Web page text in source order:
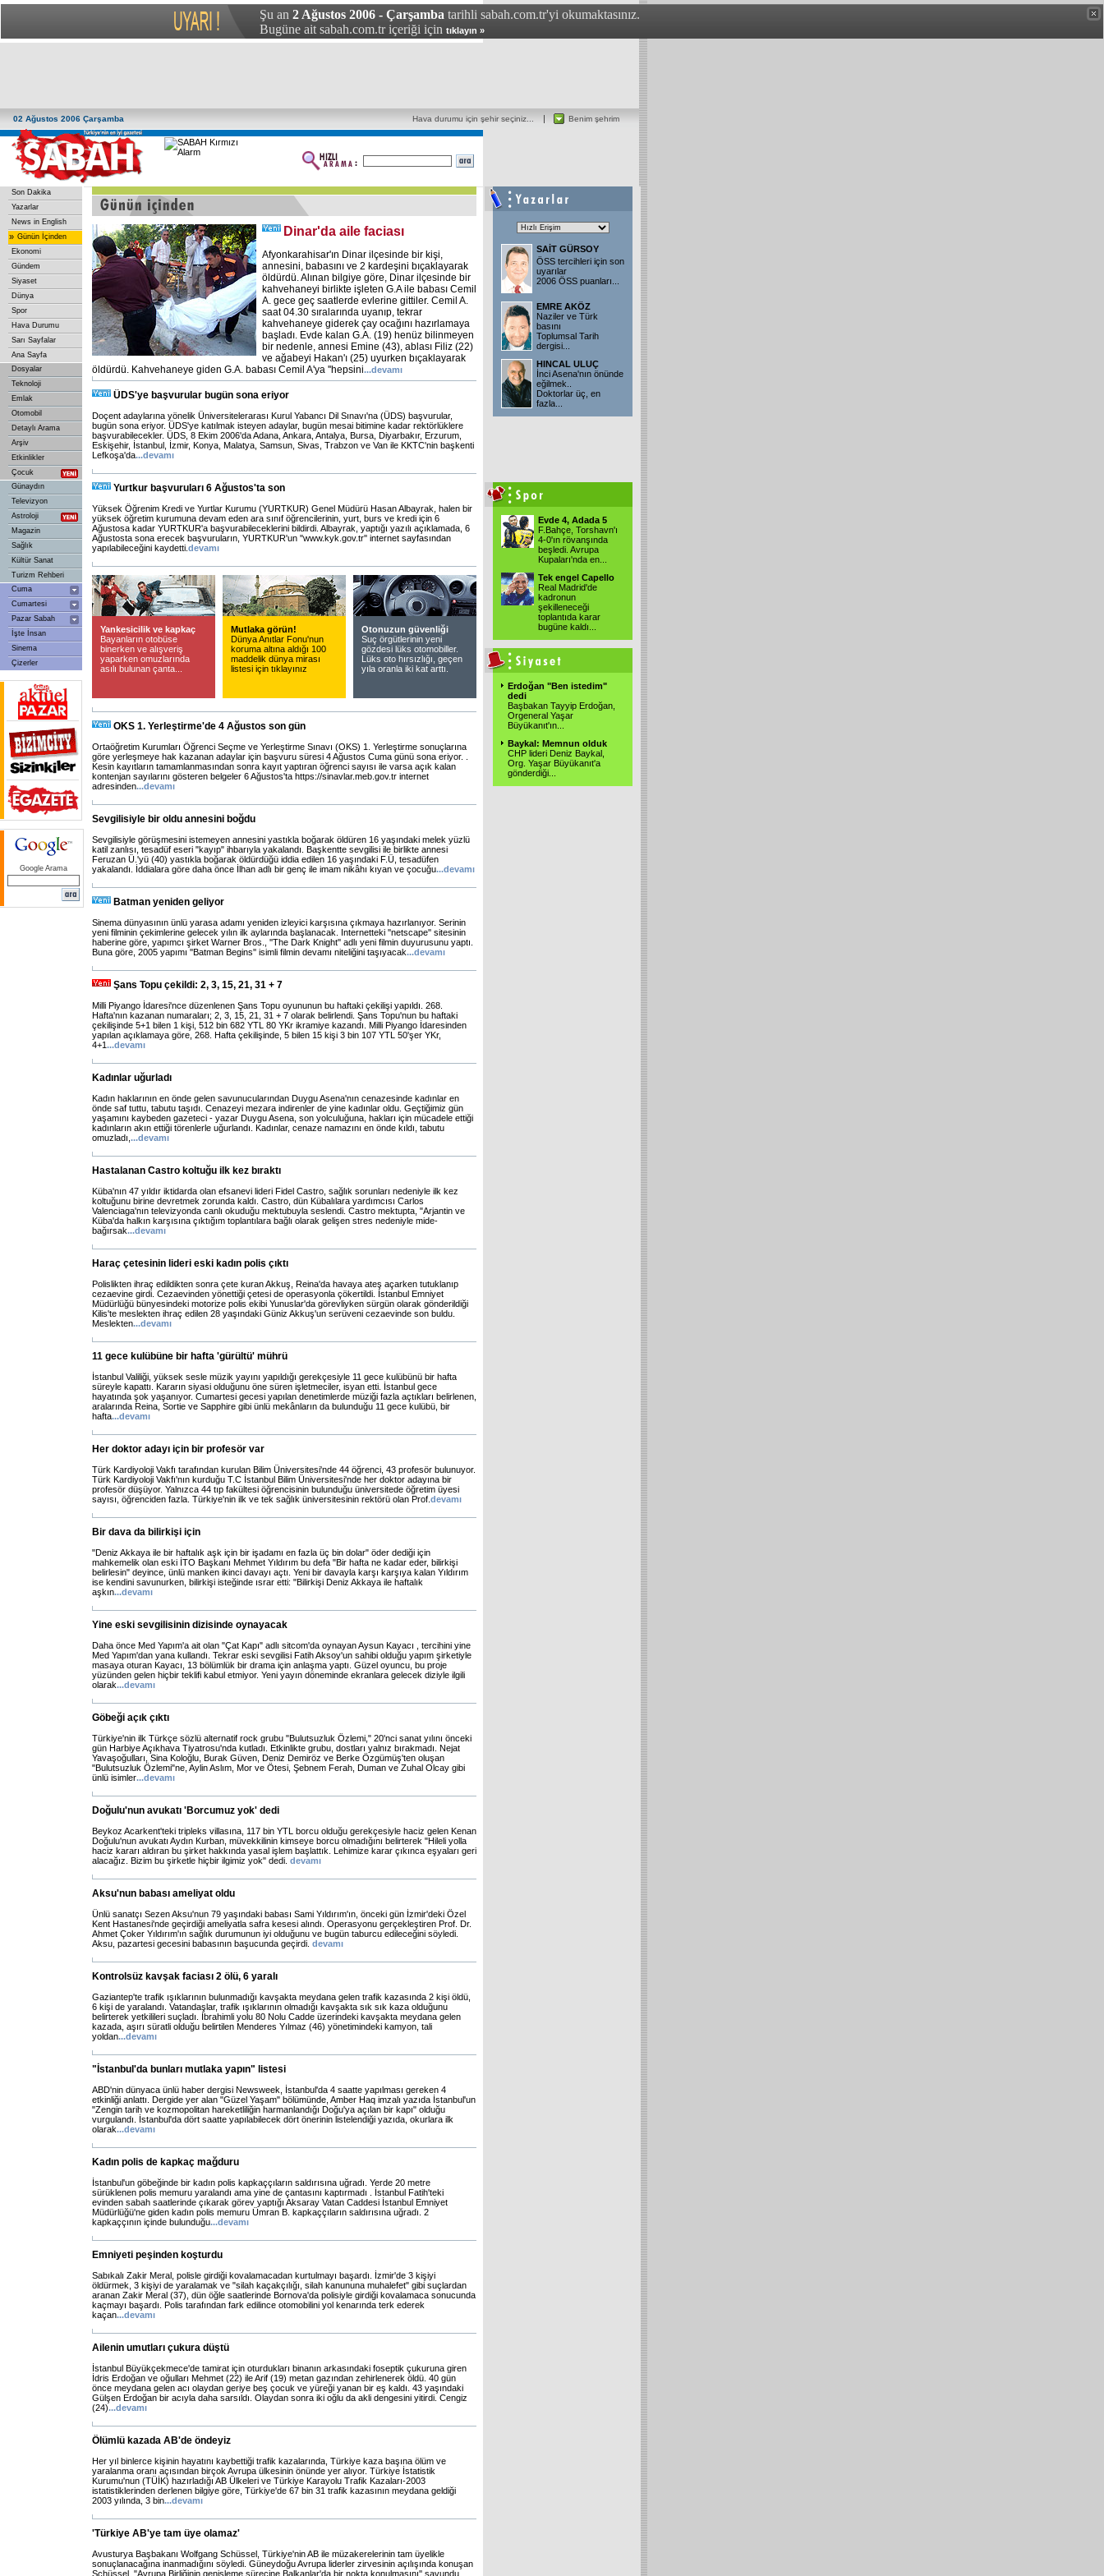
Şu an 2 Ağustos 2006 - Çarşamba tarihli sabah.com.tr'yi okumaktasınız.
Bugüne ait sabah.com.tr içeriği için tıklayın »
02 Ağustos 2006 Çarşamba Benim şehrim
Hava durumu için şehir seçiniz...
Son Dakika
Yazarlar
News in English
» Günün İçinden
Ekonomi
Gündem
Siyaset
Dünya
Spor
Hava Durumu
Sarı Sayfalar
Ana Sayfa
Dosyalar
Teknoloji
Emlak
Otomobil
Detaylı Arama
Arşiv
Etkinlikler
Çocuk
Günaydın
Televizyon
Astroloji
Magazin
Sağlık
Kültür Sanat
Turizm Rehberi
Cuma
Cumartesi
Pazar Sabah
İşte İnsan
Sinema
Çizerler
Google Arama
Dinar'da aile faciası
Afyonkarahisar'ın Dinar ilçesinde bir kişi,
annesini, babasını ve 2 kardeşini bıçaklayarak
öldürdü. Alınan bilgiye göre, Dinar ilçesinde bir
kahvehaneyi birlikte işleten G.A ile babası Cemil
A. gece geç saatlerde evlerine gittiler. Cemil A.
saat 04.30 sıralarında uyanıp, tekrar
kahvehaneye giderek çay ocağını hazırlamaya
başladı. Evde kalan G.A. (19) henüz bilinmeyen
bir nedenle, annesi Emine (43), ablası Filiz (22)
ve ağabeyi Hakan'ı (25) uyurken bıçaklayarak
öldürdü. Kahvehaneye giden G.A. babası Cemil A'ya ''hepsini...devamı
ÜDS'ye başvurular bugün sona eriyor
Doçent adaylarına yönelik Üniversitelerarası Kurul Yabancı Dil Sınavı'na (ÜDS) başvurular,
bugün sona eriyor. ÜDS'ye katılmak isteyen adaylar, bugün mesai bitimine kadar rektörlüklere
başvurabilecekler. ÜDS, 8 Ekim 2006'da Adana, Ankara, Antalya, Bursa, Diyarbakır, Erzurum,
Eskişehir, İstanbul, İzmir, Konya, Malatya, Samsun, Sivas, Trabzon ve Van ile KKTC'nin başkenti
Lefkoşa'da...devamı
Yurtkur başvuruları 6 Ağustos'ta son
Yüksek Öğrenim Kredi ve Yurtlar Kurumu (YURTKUR) Genel Müdürü Hasan Albayrak, halen bir
yüksek öğretim kurumuna devam eden ara sınıf öğrencilerinin, yurt, burs ve kredi için 6
Ağustosa kadar YURTKUR'a başvurabileceklerini bildirdi. Albayrak, yaptığı yazılı açıklamada, 6
Ağustosta sona erecek başvuruların, YURTKUR'un ''www.kyk.gov.tr'' internet sayfasından
yapılabileceğini kaydetti. devamı
Yankesicilik ve kapkaç
Bayanların otobüse
binerken ve alışveriş
yaparken omuzlarında
asılı bulunan çanta...
Mutlaka görün!
Dünya Anıtlar Fonu'nun
koruma altına aldığı 100
maddelik dünya mirası
listesi için tıklayınız
Otonuzun güvenliği
Suç örgütlerinin yeni
gözdesi lüks otomobiller.
Lüks oto hırsızlığı, geçen
yıla oranla iki kat arttı.
OKS 1. Yerleştirme'de 4 Ağustos son gün
Ortaöğretim Kurumları Öğrenci Seçme ve Yerleştirme Sınavı (OKS) 1. Yerleştirme sonuçlarına
göre yerleşmeye hak kazanan adaylar için başvuru süresi 4 Ağustos Cuma günü sona eriyor. .
Kesin kayıtların tamamlanmasından sonra kayıt yaptıran öğrenci sayısı ile varsa açık kalan
kontenjan sayılarını gösteren belgeler 6 Ağustos'ta https://sinavlar.meb.gov.tr internet
adresinden...devamı
Sevgilisiyle bir oldu annesini boğdu
Sevgilisiyle görüşmesini istemeyen annesini yastıkla boğarak öldüren 16 yaşındaki melek yüzlü
katil zanlısı, tesadüf eseri "kayıp" ihbarıyla yakalandı. Başkentte sevgilisi ile birlikte annesi
Feruzan Ü.'yü (40) yastıkla boğarak öldürdüğü iddia edilen 16 yaşındaki F.Ü, tesadüfen
yakalandı. İddialara göre daha önce İlhan adlı bir genç ile imam nikâhı kıyan ve çocuğu...devamı
Batman yeniden geliyor
Sinema dünyasının ünlü yarasa adamı yeniden izleyici karşısına çıkmaya hazırlanıyor. Serinin
yeni filminin çekimlerine gelecek yılın ilk aylarında başlanacak. Internetteki ''netscape'' sitesinin
haberine göre, yapımcı şirket Warner Bros., ''The Dark Knight'' adlı yeni filmin duyurusunu yaptı.
Buna göre, 2005 yapımı ''Batman Begins'' isimli filmin devamı niteliğini taşıyacak...devamı
Şans Topu çekildi: 2, 3, 15, 21, 31 + 7
Milli Piyango İdaresi'nce düzenlenen Şans Topu oyununun bu haftaki çekilişi yapıldı. 268.
Hafta'nın kazanan numaraları; 2, 3, 15, 21, 31 + 7 olarak belirlendi. Şans Topu'nun bu haftaki
çekilişinde 5+1 bilen 1 kişi, 512 bin 682 YTL 80 YKr ikramiye kazandı. Milli Piyango İdaresinden
yapılan açıklamaya göre, 268. Hafta çekilişinde, 5 bilen 15 kişi 3 bin 107 YTL 50'şer YKr,
4+1...devamı
Kadınlar uğurladı
Kadın haklarının en önde gelen savunucularından Duygu Asena'nın cenazesinde kadınlar en
önde saf tuttu, tabutu taşıdı. Cenazeyi mezara indirenler de yine kadınlar oldu. Geçtiğimiz gün
yaşamını kaybeden gazeteci - yazar Duygu Asena, son yolculuğuna, hakları için mücadele ettiği
kadınların akın ettiği törenlerle uğurlandı. Kadınlar, cenaze namazını en önde kıldı, tabutu
omuzladı, ...devamı
Hastalanan Castro koltuğu ilk kez bıraktı
Küba'nın 47 yıldır iktidarda olan efsanevi lideri Fidel Castro, sağlık sorunları nedeniyle ilk kez
koltuğunu birine devretmek zorunda kaldı. Castro, dün Kübalılara yardımcısı Carlos
Valenciaga'nın televizyonda canlı okuduğu mektubuyla seslendi. Castro mektupta, "Arjantin ve
Küba'da halkın karşısına çıktığım toplantılara bağlı olarak gelişen stres nedeniyle mide-
bağırsak...devamı
Haraç çetesinin lideri eski kadın polis çıktı
Polislikten ihraç edildikten sonra çete kuran Akkuş, Reina'da havaya ateş açarken tutuklanıp
cezaevine girdi. Cezaevinden yönettiği çetesi de operasyonla çökertildi. İstanbul Emniyet
Müdürlüğü bünyesindeki motorize polis ekibi Yunuslar'da görevliyken sürgün olarak gönderildiği
Kilis'te meslekten ihraç edilen 28 yaşındaki Güniz Akkuş'un serüveni cezaevinde son buldu.
Meslekten...devamı
11 gece kulübüne bir hafta 'gürültü' mührü
İstanbul Valiliği, yüksek sesle müzik yayını yapıldığı gerekçesiyle 11 gece kulübünü bir hafta
süreyle kapattı. Kararın siyasi olduğunu öne süren işletmeciler, isyan etti. İstanbul gece
hayatında şok yaşanıyor. Cumartesi gecesi yapılan denetimlerde müziği fazla açtıkları belirlenen,
aralarında Reina, Sortie ve Sapphire gibi ünlü mekânların da bulunduğu 11 gece kulübü, bir
hafta...devamı
Her doktor adayı için bir profesör var
Türk Kardiyoloji Vakfı tarafından kurulan Bilim Üniversitesi'nde 44 öğrenci, 43 profesör bulunuyor.
Türk Kardiyoloji Vakfı'nın kurduğu T.C İstanbul Bilim Üniversitesi'nde her doktor adayına bir
profesör düşüyor. Yalnızca 44 tıp fakültesi öğrencisinin bulunduğu üniversitede öğretim üyesi
sayısı, öğrenciden fazla. Türkiye'nin ilk ve tek sağlık üniversitesinin rektörü olan Prof. devamı
Bir dava da bilirkişi için
"Deniz Akkaya ile bir haftalık aşk için bir işadamı en fazla üç bin dolar" öder dediği için
mahkemelik olan eski İTO Başkanı Mehmet Yıldırım bu defa "Bir hafta ne kadar eder, bilirkişi
belirlesin" deyince, ünlü manken ikinci davayı açtı. Yeni bir davayla karşı karşıya kalan Yıldırım
ise kendini savunurken, bilirkişi isteğinde ısrar etti: "Bilirkişi Deniz Akkaya ile haftalık
aşkın...devamı
Yine eski sevgilisinin dizisinde oynayacak
Daha önce Med Yapım'a ait olan "Çat Kapı" adlı sitcom'da oynayan Aysun Kayacı , tercihini yine
Med Yapım'dan yana kullandı. Tekrar eski sevgilisi Fatih Aksoy'un sahibi olduğu yapım şirketiyle
masaya oturan Kayacı, 13 bölümlük bir drama için anlaşma yaptı. Güzel oyuncu, bu proje
yüzünden gelen hiçbir teklifi kabul etmiyor. Yeni yayın döneminde ekranlara gelecek diziyle ilgili
olarak...devamı
Göbeği açık çıktı
Türkiye'nin ilk Türkçe sözlü alternatif rock grubu "Bulutsuzluk Özlemi," 20'nci sanat yılını önceki
gün Harbiye Açıkhava Tiyatrosu'nda kutladı. Etkinlikte grubu, dostları yalnız bırakmadı. Nejat
Yavaşoğulları, Sina Koloğlu, Burak Güven, Deniz Demiröz ve Berke Özgümüş'ten oluşan
"Bulutsuzluk Özlemi"ne, Aylin Aslım, Mor ve Ötesi, Şebnem Ferah, Duman ve Zuhal Olcay gibi
ünlü isimler...devamı
Doğulu'nun avukatı 'Borcumuz yok' dedi
Beykoz Acarkent'teki tripleks villasına, 117 bin YTL borcu olduğu gerekçesiyle haciz gelen Kenan
Doğulu'nun avukatı Aydın Kurban, müvekkilinin kimseye borcu olmadığını belirterek "Hileli yolla
haciz kararı aldıran bu şirket hakkında yasal işlem başlattık. Lehimize karar çıkınca eşyaları geri
alacağız. Bizim bu şirketle hiçbir ilgimiz yok" dedi. devamı
Aksu'nun babası ameliyat oldu
Ünlü sanatçı Sezen Aksu'nun 79 yaşındaki babası Sami Yıldırım'ın, önceki gün İzmir'deki Özel
Kent Hastanesi'nde geçirdiği ameliyatla safra kesesi alındı. Operasyonu gerçekleştiren Prof. Dr.
Ahmet Çoker Yıldırım'ın sağlık durumunun iyi olduğunu ve bugün taburcu edileceğini söyledi.
Aksu, pazartesi gecesini babasının başucunda geçirdi. devamı
Kontrolsüz kavşak faciası 2 ölü, 6 yaralı
Gaziantep'te trafik ışıklarının bulunmadığı kavşakta meydana gelen trafik kazasında 2 kişi öldü,
6 kişi de yaralandı. Vatandaşlar, trafik ışıklarının olmadığı kavşakta sık sık kaza olduğunu
belirterek yetkilileri suçladı. İbrahimli yolu 80 Nolu Cadde üzerindeki kavşakta meydana gelen
kazada, aşırı süratli olduğu belirtilen Menderes Yılmaz (46) yönetimindeki kamyon, tali
yoldan...devamı
"İstanbul'da bunları mutlaka yapın" listesi
ABD'nin dünyaca ünlü haber dergisi Newsweek, İstanbul'da 4 saatte yapılması gereken 4
etkinliği anlattı. Dergide yer alan "Güzel Yaşam" bölümünde, Amber Haq imzalı yazıda İstanbul'un
"Zengin tarih ve kozmopolitan hareketliliğin harmanlandığı Doğu'ya açılan bir kapı" olduğu
vurgulandı. İstanbul'da dört saatte yapılabilecek dört önerinin listelendiği yazıda, okurlara ilk
olarak...devamı
Kadın polis de kapkaç mağduru
İstanbul'un göbeğinde bir kadın polis kapkaççıların saldırısına uğradı. Yerde 20 metre
sürüklenen polis memuru yaralandı ama yine de çantasını kaptırmadı . İstanbul Fatih'teki
evinden sabah saatlerinde çıkarak görev yaptığı Aksaray Vatan Caddesi İstanbul Emniyet
Müdürlüğü'ne giden kadın polis memuru Ümran B. kapkaççıların saldırısına uğradı. 2
kapkaççının içinde bulunduğu...devamı
Emniyeti peşinden koşturdu
Sabıkalı Zakir Meral, polisle girdiği kovalamacadan kurtulmayı başardı. İzmir'de 3 kişiyi
öldürmek, 3 kişiyi de yaralamak ve "silah kaçakçılığı, silah kanununa muhalefet" gibi suçlardan
aranan Zakir Meral (37), dün öğle saatlerinde Bornova'da polisiyle girdiği kovalamaca sonucunda
kaçmayı başardı. Polis tarafından fark edilince otomobilini yol kenarında terk ederek
kaçan...devamı
Ailenin umutları çukura düştü
İstanbul Büyükçekmece'de tamirat için oturdukları binanın arkasındaki foseptik çukuruna giren
İdris Erdoğan ve oğulları Mehmet (22) ile Arif (19) metan gazından zehirlenerek öldü. 40 gün
önce meydana gelen acı olaydan geriye beş çocuk ve yüreği yanan bir eş kaldı. 43 yaşındaki
Gülşen Erdoğan bir acıyla daha sarsıldı. Olaydan sonra iki oğlu da akli dengesini yitirdi. Cengiz
(24)...devamı
Ölümlü kazada AB'de öndeyiz
Her yıl binlerce kişinin hayatını kaybettiği trafik kazalarında, Türkiye kaza başına ölüm ve
yaralanma oranı açısından birçok Avrupa ülkesinin önünde yer alıyor. Türkiye İstatistik
Kurumu'nun (TÜİK) hazırladığı AB Ülkeleri ve Türkiye Karayolu Trafik Kazaları-2003
istatistiklerinden derlenen bilgiye göre, Türkiye'de 67 bin 31 trafik kazasının meydana geldiği
2003 yılında, 3 bin...devamı
'Türkiye AB'ye tam üye olamaz'
Avusturya Başbakanı Wolfgang Schüssel, Türkiye'nin AB ile müzakerelerinin tam üyelikle
sonuçlanacağına inanmadığını söyledi. Güneydoğu Avrupa liderler zirvesinin açılışında konuşan
Schüssel, "Avrupa Birliğinin genişleme sürecine Balkanlar'da bir nokta konulmasını'' savundu.
SAİT GÜRSOY
ÖSS tercihleri için son
uyarılar
2006 ÖSS puanları...
EMRE AKÖZ
Naziler ve Türk
basını
Toplumsal Tarih
dergisi...
HINCAL ULUÇ
İnci Asena'nın önünde
eğilmek..
Doktorlar üç, en
fazla...
Evde 4, Adada 5
F.Bahçe, Torshavn'ı
4-0'ın rövanşında
beşledi. Avrupa
Kupaları'nda en...
Tek engel Capello
Real Madrid'de
kadronun
şekilleneceği
toplantıda karar
bugüne kaldı...
Erdoğan "Ben istedim"
dedi
Başbakan Tayyip Erdoğan,
Orgeneral Yaşar
Büyükanıt'ın...
Baykal: Memnun olduk
CHP lideri Deniz Baykal,
Org. Yaşar Büyükanıt'a
gönderdiği...